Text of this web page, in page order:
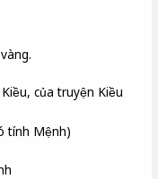
của truyện Kiều
tính Mệnh)